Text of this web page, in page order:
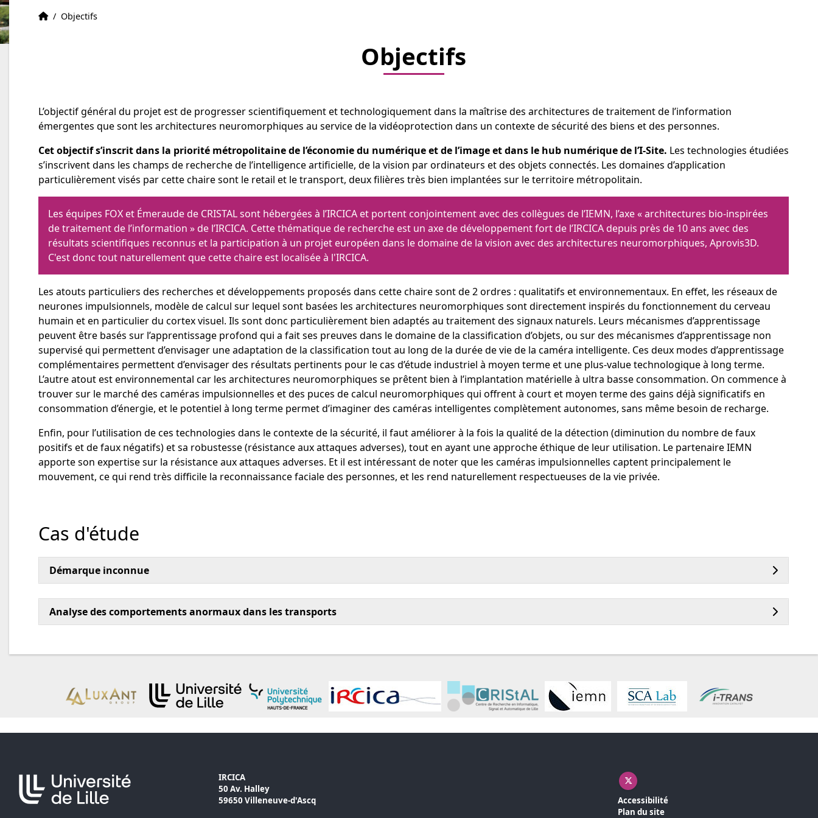
Contexte
Accueil
/ Objectifs
Objectifs
L’objectif général du projet est de progresser scientifiquement et technologiquement dans la maîtrise des architectures de traitement de l’information
émergentes que sont les architectures neuromorphiques au service de la vidéoprotection dans un contexte de sécurité des biens et des personnes.
Cet objectif s’inscrit dans la priorité métropolitaine de l’économie du numérique et de l’image et dans le hub numérique de l’I-Site. Les technologies étudiées
s’inscrivent dans les champs de recherche de l’intelligence artificielle, de la vision par ordinateurs et des objets connectés. Les domaines d’application
particulièrement visés par cette chaire sont le retail et le transport, deux filières très bien implantées sur le territoire métropolitain.
Les équipes FOX et Émeraude de CRISTAL sont hébergées à l’IRCICA et portent conjointement avec des collègues de l’IEMN, l’axe « architectures bio-inspirées
de traitement de l’information » de l’IRCICA. Cette thématique de recherche est un axe de développement fort de l’IRCICA depuis près de 10 ans avec des
résultats scientifiques reconnus et la participation à un projet européen dans le domaine de la vision avec des architectures neuromorphiques, Aprovis3D.
C'est donc tout naturellement que cette chaire est localisée à l'IRCICA.
Les atouts particuliers des recherches et développements proposés dans cette chaire sont de 2 ordres : qualitatifs et environnementaux. En effet, les réseaux de
neurones impulsionnels, modèle de calcul sur lequel sont basées les architectures neuromorphiques sont directement inspirés du fonctionnement du cerveau
humain et en particulier du cortex visuel. Ils sont donc particulièrement bien adaptés au traitement des signaux naturels. Leurs mécanismes d’apprentissage
peuvent être basés sur l’apprentissage profond qui a fait ses preuves dans le domaine de la classification d’objets, ou sur des mécanismes d’apprentissage non
supervisé qui permettent d’envisager une adaptation de la classification tout au long de la durée de vie de la caméra intelligente. Ces deux modes d’apprentissage
complémentaires permettent d’envisager des résultats pertinents pour le cas d’étude industriel à moyen terme et une plus-value technologique à long terme.
L’autre atout est environnemental car les architectures neuromorphiques se prêtent bien à l’implantation matérielle à ultra basse consommation. On commence à
trouver sur le marché des caméras impulsionnelles et des puces de calcul neuromorphiques qui offrent à court et moyen terme des gains déjà significatifs en
consommation d’énergie, et le potentiel à long terme permet d’imaginer des caméras intelligentes complètement autonomes, sans même besoin de recharge.
Enfin, pour l’utilisation de ces technologies dans le contexte de la sécurité, il faut améliorer à la fois la qualité de la détection (diminution du nombre de faux
positifs et de faux négatifs) et sa robustesse (résistance aux attaques adverses), tout en ayant une approche éthique de leur utilisation. Le partenaire IEMN
apporte son expertise sur la résistance aux attaques adverses. Et il est intéressant de noter que les caméras impulsionnelles captent principalement le
mouvement, ce qui rend très difficile la reconnaissance faciale des personnes, et les rend naturellement respectueuses de la vie privée.
Cas d'étude
Démarque inconnue
Analyse des comportements anormaux dans les transports
IRCICA
50 Av. Halley
59650 Villeneuve-d'Ascq
X ( nouvelle fenêtre)
Accessibilité
Plan du site